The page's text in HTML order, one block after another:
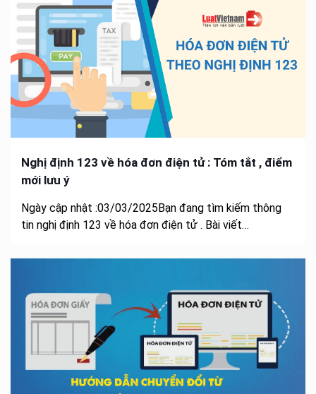
Nghị định 123 về hóa đơn điện tử : Tóm tắt , điểm
mới lưu ý
Ngày cập nhật :03/03/2025Bạn đang tìm kiếm thông
tin nghị định 123 về hóa đơn điện tử . Bài viết…